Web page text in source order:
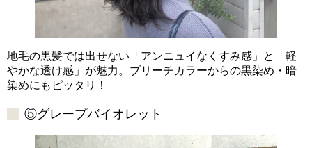
地毛の黒髪では出せない「アンニュイなくすみ感」と「軽
やかな透け感」が魅力。ブリーチカラーからの黒染め・暗
染めにもピッタリ！
⑤グレープバイオレット